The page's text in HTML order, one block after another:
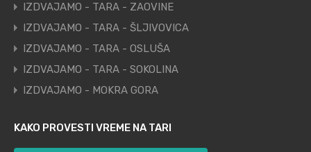
IZDVAJAMO - TARA - ZAOVINE
IZDVAJAMO - TARA - ŠLJIVOVICA
IZDVAJAMO - TARA - OSLUŠA
IZDVAJAMO - TARA - SOKOLINA
IZDVAJAMO - MOKRA GORA
KAKO PROVESTI VREME NA TARI